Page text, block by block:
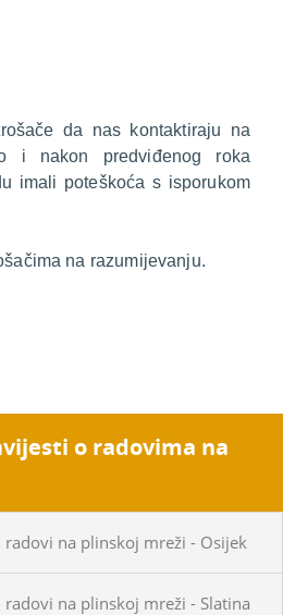
da nas kontaktiraju na
i nakon predviđenog roka
imali poteškoća s isporukom
na razumijevanju.
o radovima na
na plinskoj mreži - Osijek
na plinskoj mreži - Slatina